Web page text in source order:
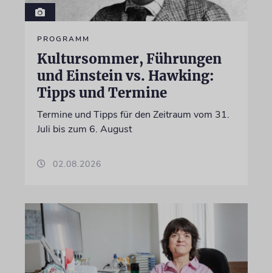
PROGRAMM
Kultursommer, Führungen
und Einstein vs. Hawking:
Tipps und Termine
Termine und Tipps für den Zeitraum vom 31.
Juli bis zum 6. August
02.08.2026